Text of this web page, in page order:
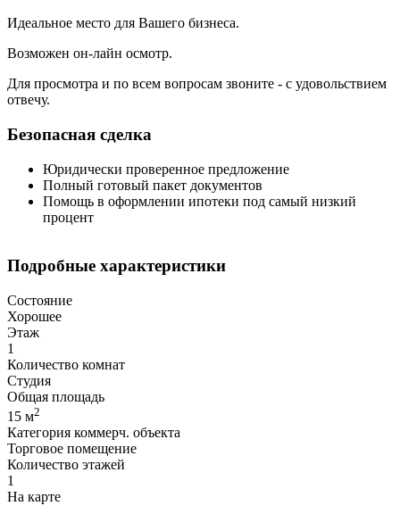
Идеальное место для Вашего бизнеса.
Возможен он-лайн осмотр.
Для просмотра и по всем вопросам звоните - с удовольствием
отвечу.
Безопасная сделка
Юридически проверенное предложение
Полный готовый пакет документов
Помощь в оформлении ипотеки под самый низкий
процент
Подробные характеристики
Состояние
Хорошее
Этаж
1
Количество комнат
Студия
Общая площадь
15 м2
Категория коммерч. объекта
Торговое помещение
Количество этажей
1
На карте